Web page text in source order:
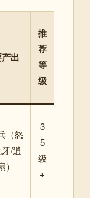
出
推
荐
等
级
（怒
/逍
）
3
5
级
+